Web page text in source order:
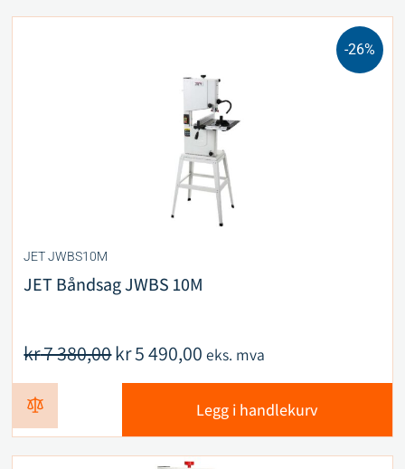
-26%
JET JWBS10M
JET Båndsag JWBS 10M
kr7 380,00kr5 490,00 eks. mva
Legg i handlekurv